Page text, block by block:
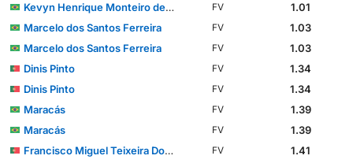
Kevyn Henrique Monteiro de Souza
FV
1.01
Marcelo dos Santos Ferreira
FV
1.03
Marcelo dos Santos Ferreira
FV
1.03
Dinis Pinto
FV
1.34
Dinis Pinto
FV
1.34
Maracás
FV
1.39
Maracás
FV
1.39
Francisco Miguel Teixeira Domingues
FV
1.41